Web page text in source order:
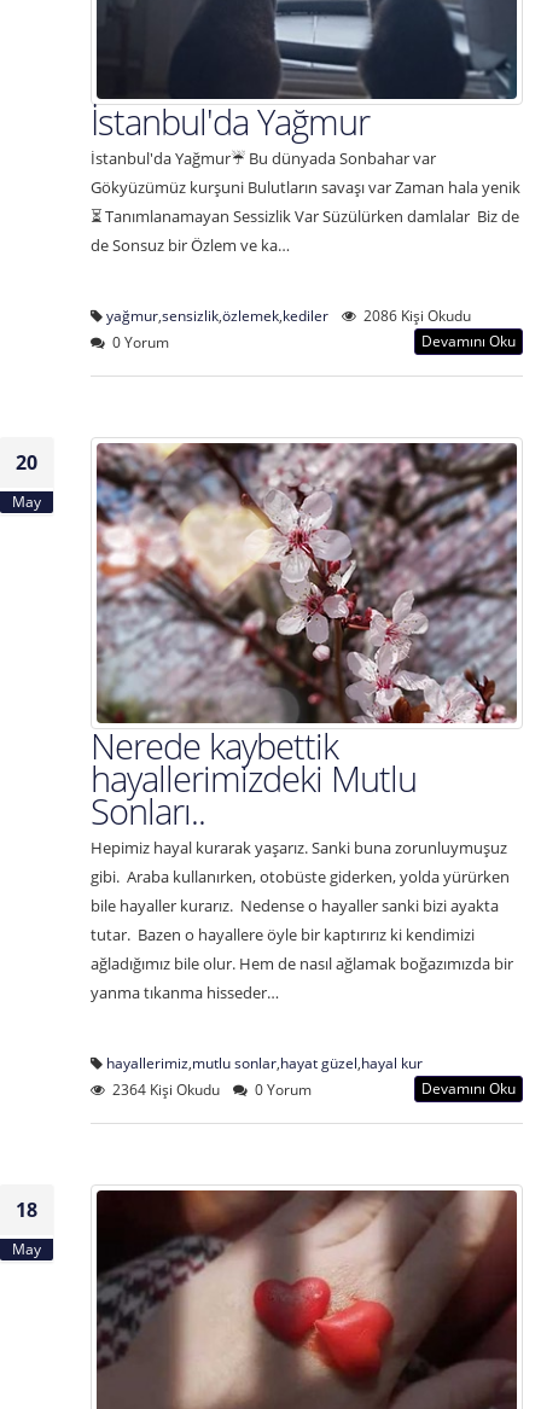
İstanbul'da Yağmur
İstanbul'da Yağmur☔ Bu dünyada Sonbahar var
Gökyüzümüz kurşuni Bulutların savaşı var Zaman hala yenik
⏳ Tanımlanamayan Sessizlik Var Süzülürken damlalar Biz de
de Sonsuz bir Özlem ve ka…
yağmursensizliközlemek kediler
2086 Kişi Okudu
0 Yorum
Devamını Oku
20
May
Nerede kaybettik
hayallerimizdeki Mutlu
Sonları..
Hepimiz hayal kurarak yaşarız. Sanki buna zorunluymuşuz
gibi. Araba kullanırken, otobüste giderken, yolda yürürken
bile hayaller kurarız. Nedense o hayaller sanki bizi ayakta
tutar. Bazen o hayallere öyle bir kaptırırız ki kendimizi
ağladığımız bile olur. Hem de nasıl ağlamak boğazımızda bir
yanma tıkanma hisseder…
hayallerimiz mutlu sonlar hayat güzel hayal kur
2364 Kişi Okudu
0 Yorum Devamını Oku
18
May